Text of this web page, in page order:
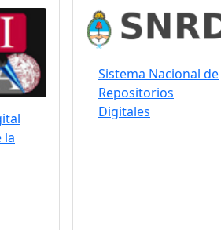
la
Sistema Nacional de
Repositorios
Digitales